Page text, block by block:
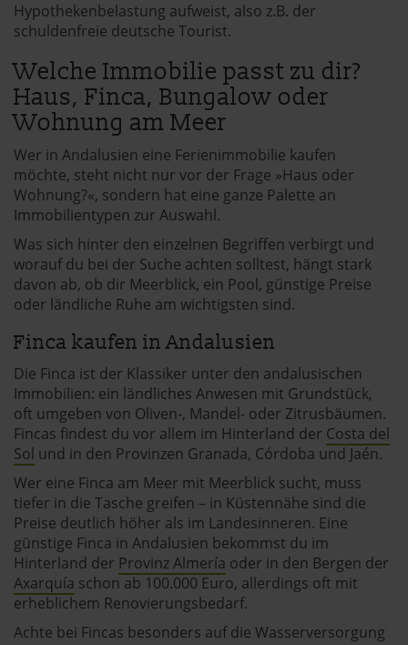
Hypothekenbelastung aufweist, also z.B. der
schuldenfreie deutsche Tourist.
Welche Immobilie passt zu dir?
Haus, Finca, Bungalow oder
Wohnung am Meer
Wer in Andalusien eine Ferienimmobilie kaufen
möchte, steht nicht nur vor der Frage »Haus oder
Wohnung?«, sondern hat eine ganze Palette an
Immobilientypen zur Auswahl.
Was sich hinter den einzelnen Begriffen verbirgt und
worauf du bei der Suche achten solltest, hängt stark
davon ab, ob dir Meerblick, ein Pool, günstige Preise
oder ländliche Ruhe am wichtigsten sind.
Finca kaufen in Andalusien
Die Finca ist der Klassiker unter den andalusischen
Immobilien: ein ländliches Anwesen mit Grundstück,
oft umgeben von Oliven-, Mandel- oder Zitrusbäumen.
Fincas findest du vor allem im Hinterland der Costa del
Sol und in den Provinzen Granada, Córdoba und Jaén.
Wer eine Finca am Meer mit Meerblick sucht, muss
tiefer in die Tasche greifen – in Küstennähe sind die
Preise deutlich höher als im Landesinneren. Eine
günstige Finca in Andalusien bekommst du im
Hinterland der Provinz Almería oder in den Bergen der
Axarquía schon ab 100.000 Euro, allerdings oft mit
erheblichem Renovierungsbedarf.
Achte bei Fincas besonders auf die Wasserversorgung